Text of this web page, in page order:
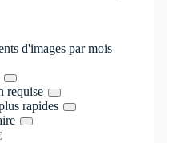
d'images par mois
requise
rapides